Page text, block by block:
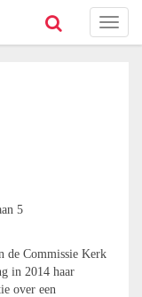
Toggle
5
de Commissie Kerk
in 2014 haar
over een